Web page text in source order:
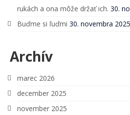
Pre školy a organizácie
Novinky
2% z daní pre ViaSua
Odborníkom
Blog
rukách a ona môže držať ich. 30.
Buďme si ľuďmi 30. novembra 2025
Archív
marec 2026
december 2025
november 2025